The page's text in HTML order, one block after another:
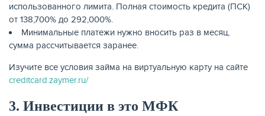
использованного лимита. Полная стоимость кредита (ПСК)
от 138,700% до 292,000%.
Минимальные платежи нужно вносить раз в месяц,
сумма рассчитывается заранее.
Изучите все условия займа на виртуальную карту на сайте
creditcard.zaymer.ru/
3. Инвестиции в это МФК